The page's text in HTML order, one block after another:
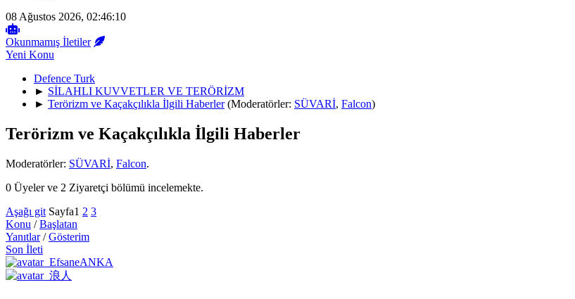
08 Ağustos 2026, 02:46:10
Okunmamış İletiler
Yeni Konu
Defence Turk
► SİLAHLI KUVVETLER VE TERÖRİZM
► Terörizm ve Kaçakçılıkla İlgili Haberler (Moderatörler: SÜVARİ, Falcon)
Terörizm ve Kaçakçılıkla İlgili Haberler
Moderatörler: SÜVARİ, Falcon.
0 Üyeler ve 2 Ziyaretçi bölümü incelemekte.
Aşağı git Sayfa1 2 3
Konu /Başlatan
Yanıtlar/Gösterim
Son İleti